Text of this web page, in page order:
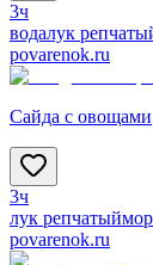
3ч
водалук
povarenok.ru
Сайда с овощами
3ч
лук репчатый
povarenok.ru